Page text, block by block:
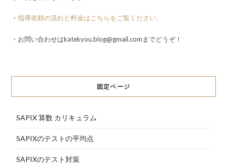
・ 指導依頼の流れと料金はこちらをご覧ください。
・お問い合わせはkatekyou.blog@gmail.comまでどうぞ！
固定ページ
SAPIX 算数 カリキュラム
SAPIXのテストの平均点
SAPIXのテスト対策